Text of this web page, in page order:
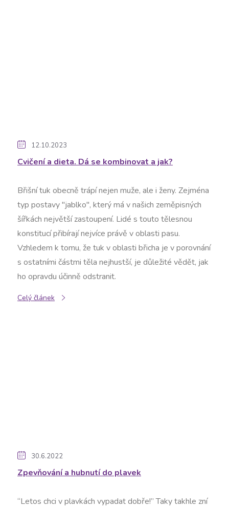
12.10.2023
Cvičení a dieta. Dá se kombinovat a jak?
Břišní tuk obecně trápí nejen muže, ale i ženy. Zejména
typ postavy "jablko", který má v našich zeměpisných
šířkách největší zastoupení. Lidé s touto tělesnou
konstitucí přibírají nejvíce právě v oblasti pasu.
Vzhledem k tomu, že tuk v oblasti břicha je v porovnání
s ostatními částmi těla nejhustší, je důležité vědět, jak
ho opravdu účinně odstranit.
Celý článek
30.6.2022
Zpevňování a hubnutí do plavek
“Letos chci v plavkách vypadat dobře!” Taky takhle zní